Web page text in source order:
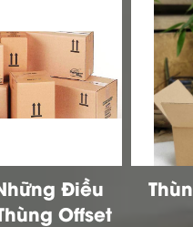
Khẩu